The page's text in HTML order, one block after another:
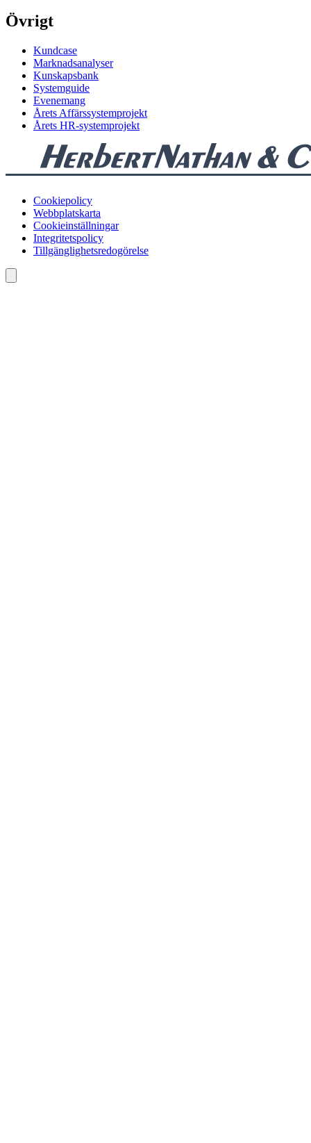
Övrigt
Kundcase
Marknadsanalyser
Kunskapsbank
Systemguide
Evenemang
Årets Affärssystemprojekt
Årets HR-systemprojekt
Cookiepolicy
Webbplatskarta
Cookieinställningar
Integritetspolicy
Tillgänglighetsredogörelse